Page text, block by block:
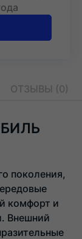
ОТЗЫВЫ (0)
поколения,
комфорт и
Внешний